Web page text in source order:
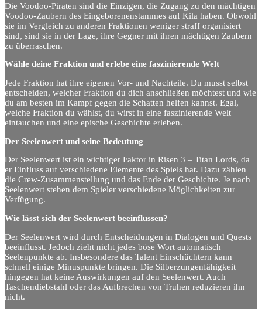
Die Voodoo-Piraten sind die Einzigen, die Zugang zu den mächtigen
Voodoo-Zaubern des Eingeborenenstammes auf Kila haben. Obwohl
sie im Vergleich zu anderen Fraktionen weniger straff organisiert
sind, sind sie in der Lage, ihre Gegner mit ihren mächtigen Zaubern
zu überraschen.
Wähle deine Fraktion und erlebe eine faszinierende Welt
Jede Fraktion hat ihre eigenen Vor- und Nachteile. Du musst selbst
entscheiden, welcher Fraktion du dich anschließen möchtest und wie
du am besten im Kampf gegen die Schatten helfen kannst. Egal,
welche Fraktion du wählst, du wirst in eine faszinierende Welt
eintauchen und eine epische Geschichte erleben.
Der Seelenwert und seine Bedeutung
Der Seelenwert ist ein wichtiger Faktor in Risen 3 – Titan Lords, da
er Einfluss auf verschiedene Elemente des Spiels hat. Dazu zählen
die Crew-Zusammenstellung und das Ende der Geschichte. Je nach
Seelenwert stehen dem Spieler verschiedene Möglichkeiten zur
Verfügung.
Wie lässt sich der Seelenwert beeinflussen?
Der Seelenwert wird durch Entscheidungen in Dialogen und Quests
beeinflusst. Jedoch zieht nicht jedes böse Wort automatisch
Seelenpunkte ab. Insbesondere das Talent Einschüchtern kann
schnell einige Minuspunkte bringen. Die Silberzungenfähigkeit
hingegen hat keine Auswirkungen auf den Seelenwert. Auch
Taschendiebstahl oder das Aufbrechen von Truhen reduzieren ihn
nicht.